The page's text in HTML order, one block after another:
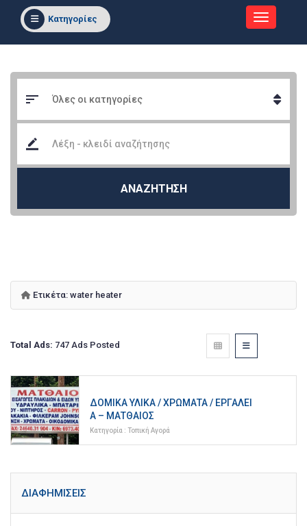
Κατηγορίες
ΑΝΑΖΗΤΗΣΗ
Ετικέτα: water heater
Total Ads: 747 Ads Posted
ΔΟΜΙΚΆ ΥΛΙΚΆ / ΧΡΏΜΑΤΑ / ΕΡΓΑΛΕΊ
Α – ΜΑΤΘΑΊΟΣ
Κατηγορία : Τοπική Αγορά
ΔΙΑΦΗΜΊΣΕΙΣ